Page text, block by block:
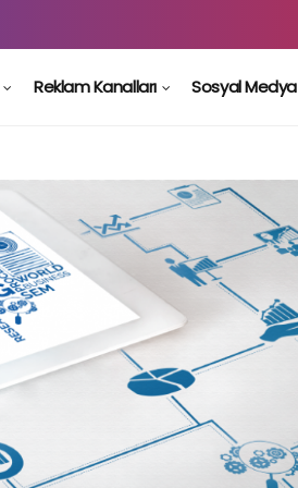
Reklam Kanalları Sosyal Medya